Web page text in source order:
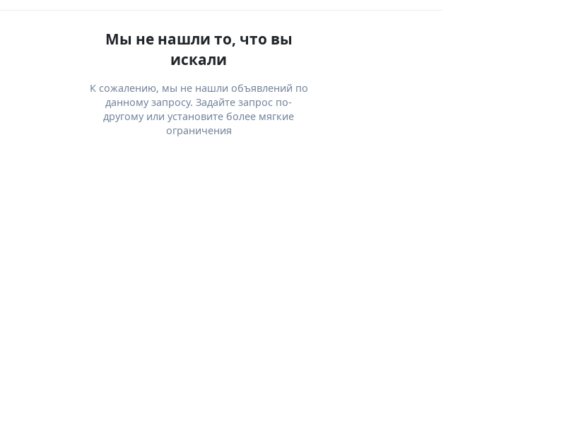
Мы не нашли то, что вы
искали
К сожалению, мы не нашли объявлений по
данному запросу. Задайте запрос по-
другому или установите более мягкие
ограничения